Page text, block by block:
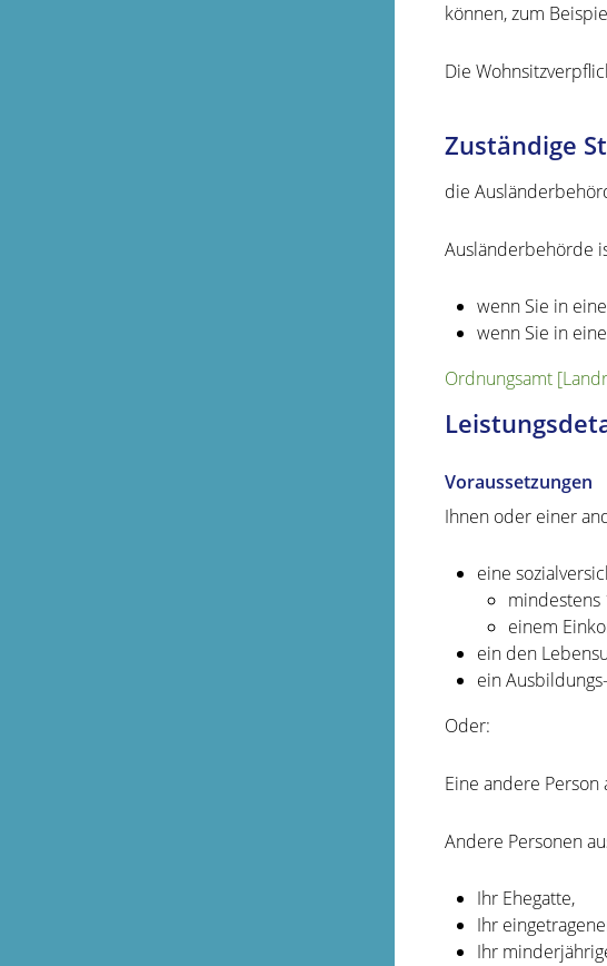
können, zum
Die
Zuständige
die
Ausländerbehörde
wenn Sie in
wenn Sie in
Ordnungsamt
Voraussetzungen
Ihnen oder einer
eine
mindestens
einem
ein den
ein
Oder:
Eine andere
Andere Personen
Ihr Ehegatte,
Ihr
Ihr